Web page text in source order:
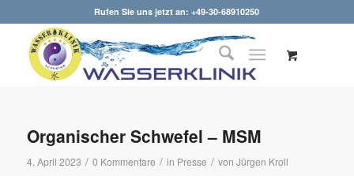
Rufen Sie uns jetzt an: +49-30-68910250
Organischer Schwefel – MSM
4. April 2023 / 0 Kommentare / in Presse / von Jürgen Kroll